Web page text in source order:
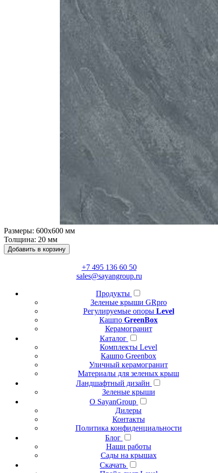
Размеры: 600х600 мм
Толщина: 20 мм
Добавить в корзину
+7 495 136 60 50
sales@sayangroup.ru
Продукты
Зеленые крыши GRpro
Регулируемые опоры Level
Кашпо GreenBox
Керамогранит
Каталог
Комплекты Level
Кашпо Greenbox
Уличный керамогранит
Материалы для зеленых крыш
Ландшафтный дизайн
Зеленые крыши
О SayanGroup
Дилеры
Контакты
Политика конфиденциальности
Блог
Наши работы
Сады на крышах
Скачать